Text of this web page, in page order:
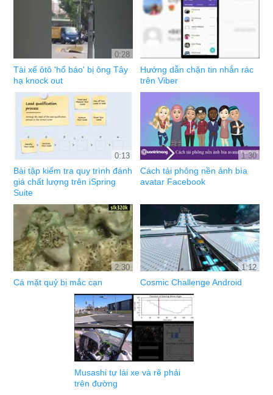
0:28
Tài xế ôtô 'hổ báo' bị ông Tây
hạ knock out
Hướng dẫn chặn tin nhắn rác
trên Viber
0:13
Bài tập kiểm tra quy trình đánh
giá chất lượng trên iSpring
Suite
1:30
Cách tải phông nền ảnh bìa
avatar Facebook
2:30
Cá mặt quỷ bị mắc cạn
1:12
Cosmic Challenge Android
Musashi tự lái xe và rẽ phải
trên đường